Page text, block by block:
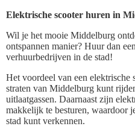
Elektrische scooter huren in
Wil je het mooie Middelburg
ontspannen manier? Huur dan
verhuurbedrijven in de stad!
Het voordeel van een elektrische
straten van Middelburg kunt
uitlaatgassen. Daarnaast zijn
makkelijk te besturen, waardoor
stad kunt verkennen.